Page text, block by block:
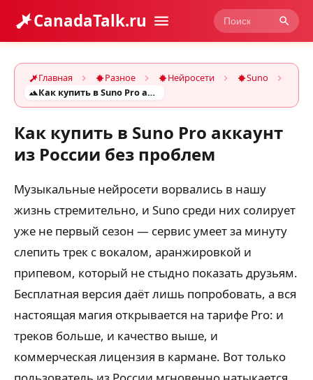
CanadaTalk.ru
Главная Разное Нейросети
Suno
Как купить в Suno Pro аккаунт из России без проблем
Как купить в Suno Pro аккаунт
из России без проблем
Музыкальные нейросети ворвались в нашу
жизнь стремительно, и Suno среди них солирует
уже не первый сезон — сервис умеет за минуту
слепить трек с вокалом, аранжировкой и
припевом, который не стыдно показать друзьям.
Бесплатная версия даёт лишь попробовать, а вся
настоящая магия открывается на тарифе Pro: и
треков больше, и качество выше, и
коммерческая лицензия в кармане. Вот только